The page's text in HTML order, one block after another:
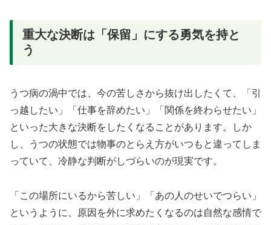
重大な決断は「保留」にする勇気を持と
う
うつ病の渦中では、今の苦しさから抜け出したくて、「引
っ越したい」「仕事を辞めたい」「関係を終わらせたい」
といった大きな決断をしたくなることがあります。しか
し、うつの状態では物事のとらえ方がいつもと違ってしま
っていて、冷静な判断がしづらいのが現実です。
「この場所にいるから苦しい」「あの人のせいでつらい」
というように、原因を外に求めたくなるのは自然な感情で